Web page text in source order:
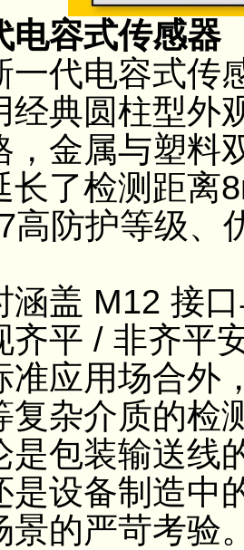
容式传感器
电容式传感
圆柱型外观
，金属与塑料
长了检测距
护等级、优
M12 接口
齐平 / 非齐平
用场合外，
复杂介质的检
装输送线的
是设备制造中
景的严苛考验